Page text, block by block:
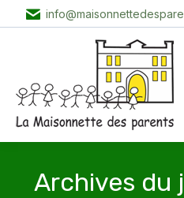
Archives du